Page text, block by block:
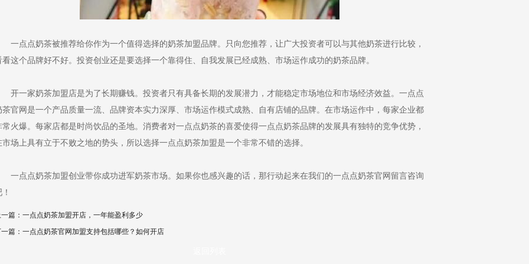
点点奶茶被推荐给你作为一个值得选择的奶茶加盟品牌。只向您推荐，让广大投资者可以与其他奶茶进行比较，
看这个品牌好不好。投资创业还是要选择一个靠得住、自我发展已经成熟、市场运作成功的奶茶品牌。
一家奶茶加盟店是为了长期赚钱。投资者只有具备长期的发展潜力，才能稳定市场地位和市场经济效益。一点点
茶官网是一个产品质量一流、品牌资本实力深厚、市场运作模式成熟、自有店铺的品牌。在市场运作中，每家企业都
常火爆。每家店都是时尚饮品的圣地。消费者对一点点奶茶的喜爱使得一点点奶茶品牌的发展具有独特的竞争优势，
市场上具有立于不败之地的势头，所以选择一点点奶茶加盟是一个非常不错的选择。
点点奶茶加盟创业带你成功进军奶茶市场。如果你也感兴趣的话，那行动起来在我们的一点点奶茶官网留言咨询
篇：一点点奶茶加盟开店，一年能盈利多少
篇：一点点奶茶官网加盟支持包括哪些？如何开店